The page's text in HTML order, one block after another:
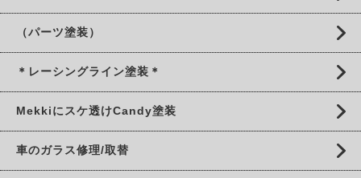
（パーツ塗装）
＊レーシングライン塗装＊
Mekkiにスケ透けCandy塗装
車のガラス修理/取替